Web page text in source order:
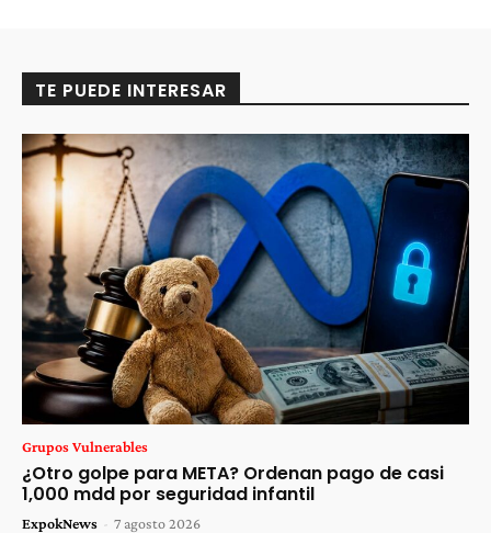
TE PUEDE INTERESAR
Grupos Vulnerables
¿Otro golpe para META? Ordenan pago de casi
1,000 mdd por seguridad infantil
ExpokNews - 7 agosto 2026